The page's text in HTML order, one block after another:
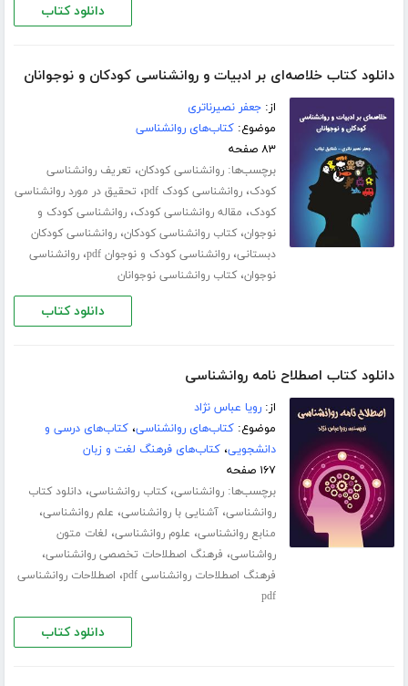
دانلود کتاب
دانلود کتاب خلاصه‌ای بر ادبیات و روانشناسی کودکان و نوجوانان
از:جعفر نصیرناتری
موضوع:کتاب‌های روانشناسی
۸۳ صفحه
برچسب‌ها:روانشناسی کودکان، تعریف روانشناسی
کودک،روانشناسی کودک pdf ، تحقیق در مورد روانشناسی
کودک، مقاله روانشناسی کودک،روانشناسی کودک و
نوجوان،کتاب روانشناسی کودکان،روانشناسی کودکان
دبستانی،روانشناسی کودک و نوجوان pdf ،روانشناسی
نوجوان،کتاب روانشناسی نوجوانان
دانلود کتاب
دانلود کتاب اصطلاح نامه روانشناسی
از:رویا عباس نژاد
موضوع:کتاب‌های روانشناسی،کتاب‌های درسی و
دانشجویی،کتاب‌های فرهنگ لغت و زبان
۱۶۷ صفحه
برچسب‌ها:روانشناسی،کتاب روانشناسی،دانلود کتاب
روانشناسی،آشنایی با روانشناسی، علم روانشناسی،
منابع روانشناسی، علوم روانشناسی، لغات متون
رواشناسی، فرهنگ اصطلاحات تخصصی روانشناسی،
فرهنگ اصطلاحات روانشناسی pdf ، اصطلاحات روانشناسی
pdf
دانلود کتاب